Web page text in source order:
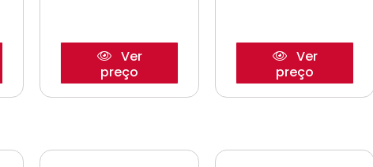
Ver
preço
Ver
preço